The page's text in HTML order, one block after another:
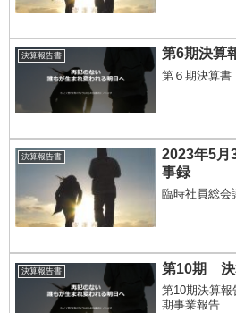
決算報告書 第6期決算
第６期決算書
決算報告書
2023年5
事録
臨時社員総会
決算報告書 第10期 決
第10期決算報
期事業報告